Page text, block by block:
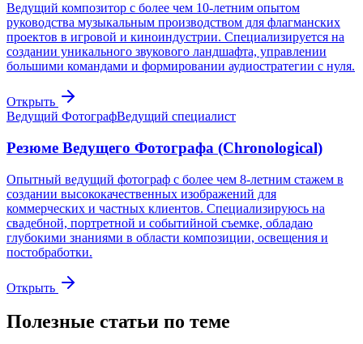
Ведущий композитор с более чем 10-летним опытом
руководства музыкальным производством для флагманских
проектов в игровой и киноиндустрии. Специализируется на
создании уникального звукового ландшафта, управлении
большими командами и формировании аудиостратегии с нуля.
Открыть
Ведущий ФотографВедущий специалист
Резюме Ведущего Фотографа (Chronological)
Опытный ведущий фотограф с более чем 8-летним стажем в
создании высококачественных изображений для
коммерческих и частных клиентов. Специализируюсь на
свадебной, портретной и событийной съемке, обладаю
глубокими знаниями в области композиции, освещения и
постобработки.
Открыть
Полезные статьи по теме